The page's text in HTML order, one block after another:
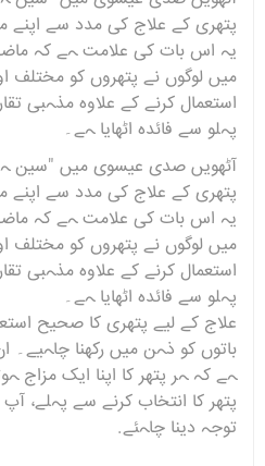
پتھری کے علاج کی مدد سے اپنے
یہ اس بات کی علامت ہے کہ
میں لوگوں نے پتھروں کو مختلف
استعمال کرنے کے علاوہ مذہبی
پہلو سے فائدہ اٹھایا ہے۔
آٹھویں صدی عیسوی میں "سین
پتھری کے علاج کی مدد سے اپنے
یہ اس بات کی علامت ہے کہ
میں لوگوں نے پتھروں کو مختلف
استعمال کرنے کے علاوہ مذہبی
پہلو سے فائدہ اٹھایا ہے۔
علاج کے لیے پتھری کا صحیح
باتوں کو ذہن میں رکھنا
ہے کہ ہر پتھر کا اپنا ایک مزاج
پتھر کا انتخاب کرنے سے پہلے،
توجہ دینا چاہئے.